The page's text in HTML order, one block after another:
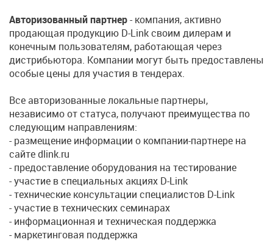
Авторизованный партнер- компания, активно
продающая продукцию D-Link своим дилерам и
конечным пользователям, работающая через
дистрибьютора. Компании могут быть предоставлены
особые цены для участия в тендерах.
Все авторизованные локальные партнеры,
независимо от статуса, получают преимущества по
следующим направлениям:
- размещение информации о компании-партнере на
сайте dlink.ru
- предоставление оборудования на тестирование
- участие в специальных акциях D-Link
- технические консультации специалистов D-Link
- участие в технических семинарах
- информационная и техническая поддержка
- маркетинговая поддержка